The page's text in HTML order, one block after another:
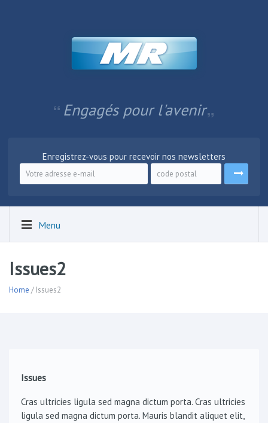
Engagés pour l'avenir
Enregistrez-vous pour recevoir nos newsletters
Menu
Issues2
Home / Issues2
Issues
Cras ultricies ligula sed magna dictum porta. Cras ultricies
ligula sed magna dictum porta. Mauris blandit aliquet elit,